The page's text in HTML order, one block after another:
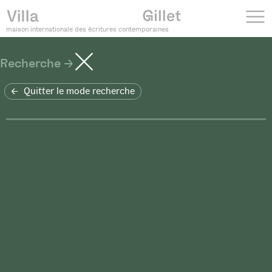
maison internationale des écritures contemporaines
Recherche
Quitter le mode recherche